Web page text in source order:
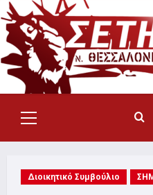
Skip
to
content
Primary
Menu
Διοικητικό Συμβούλιο